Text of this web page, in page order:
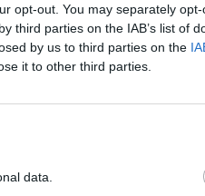
opt-out. You may separately
third parties on the IAB’s list of
by us to third parties on the
it to other third parties.
data.
sfruttare
per offrire
e aiutare gli
chiave delle
dei dati di